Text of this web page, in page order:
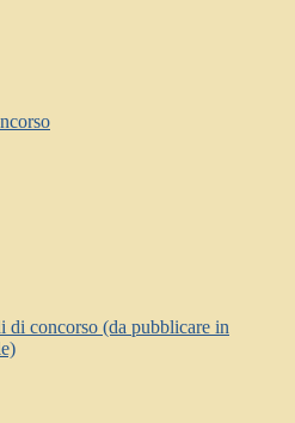
di concorso (da pubblicare in